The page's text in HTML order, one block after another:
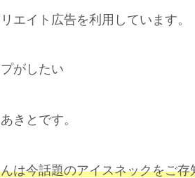
エイト広告を利用しています。
がしたい
きとです。
は今話題のアイスネックをご存